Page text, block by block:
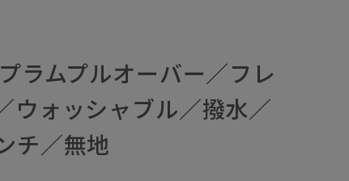
ラムプルオーバー／フレ
ウォッシャブル／撥水／
チ／無地